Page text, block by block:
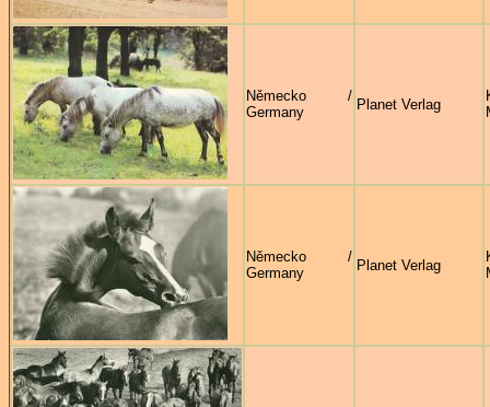
Německo /
Germany
Planet Verlag
Německo /
Germany
Planet Verlag